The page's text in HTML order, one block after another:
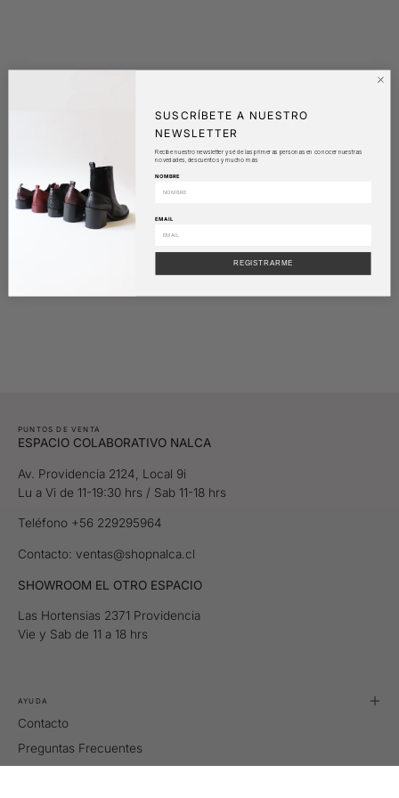
PUNTOS DE VENTA
ESPACIO COLABORATIVO NALCA
Av. Providencia 2124, Local 9i
Lu a Vi de 11-19:30 hrs / Sab 11-18 hrs
Teléfono +56 229295964
Contacto: ventas@shopnalca.cl
SHOWROOM EL OTRO ESPACIO
Las Hortensias 2371 Providencia
Vie y Sab de 11 a 18 hrs
AYUDA
Contacto
Preguntas Frecuentes
SUSCRÍBETE A NUESTRO
NEWSLETTER
Recibe nuestro newsletter y sé de las primeras personas en conocer nuestras
novedades, descuentos y mucho más
NOMBRE
EMAIL
REGISTRARME